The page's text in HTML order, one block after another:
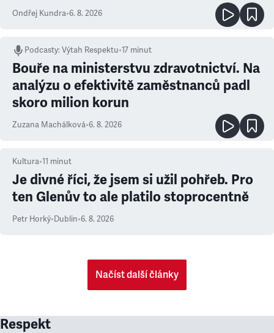
Ondřej Kundra•6. 8. 2026
Podcasty:Výtah Respektu•17 minut
Bouře na ministerstvu zdravotnictví. Na
analýzu o efektivitě zaměstnanců padl
skoro milion korun
Zuzana Machálková•6. 8. 2026
Kultura•11 minut
Je divné říci, že jsem si užil pohřeb. Pro
ten Glenův to ale platilo stoprocentně
Petr Horký•Dublin•6. 8. 2026
Načíst další články
Respekt